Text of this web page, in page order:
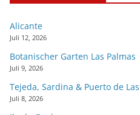
Alicante
Juli 12, 2026
Botanischer Garten Las Palmas
Juli 9, 2026
Tejeda, Sardina & Puerto de
Juli 8, 2026